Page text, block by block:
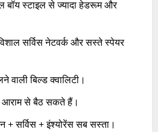
बॉय स्टाइल से ज्यादा हेडरूम और
सर्विस नेटवर्क और सस्ते स्पेयर
वाली बिल्ड क्वालिटी।
आराम से बैठ सकते हैं।
+ सर्विस + इंश्योरेंस सब सस्ता।